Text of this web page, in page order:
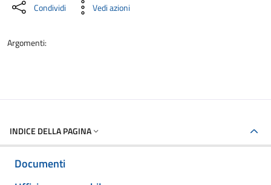
Condividi Vedi azioni
Argomenti:
INDICE DELLA PAGINA
Documenti